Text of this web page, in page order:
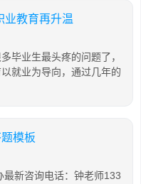
业教育再升温
毕业生最头疼的问题了，
就业为导向，通过几年的
模板
新咨询电话：钟老师133